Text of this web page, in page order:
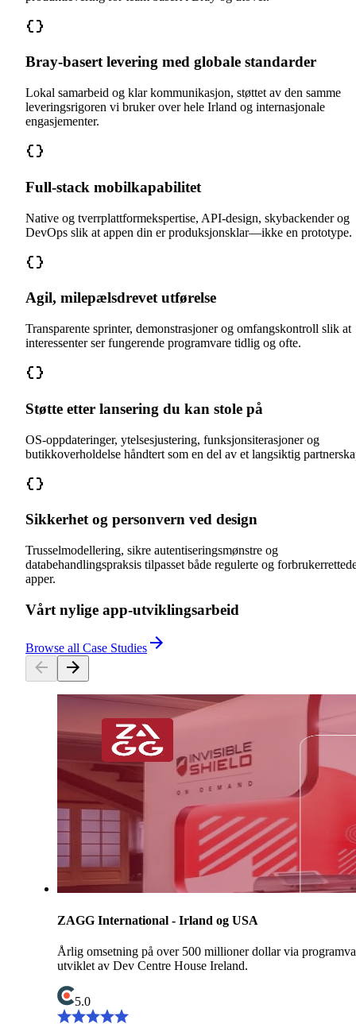
Bray-basert levering med globale standarder
Lokal samarbeid og klar kommunikasjon, støttet av den samme
leveringsrigoren vi bruker over hele Irland og internasjonale
engasjementer.
Full-stack mobilkapabilitet
Native og tverrplattformekspertise, API-design, skybackender og
DevOps slik at appen din er produksjonsklar—ikke en prototype.
Agil, milepælsdrevet utførelse
Transparente sprinter, demonstrasjoner og omfangskontroll slik at
interessenter ser fungerende programvare tidlig og ofte.
Støtte etter lansering du kan stole på
OS-oppdateringer, ytelsesjustering, funksjonsiterasjoner og
butikkoverholdelse håndtert som en del av et langsiktig
Sikkerhet og personvern ved design
Trusselmodellering, sikre autentiseringsmønstre og
databehandlingspraksis tilpasset både regulerte og
apper.
Vårt nylige app-utviklingsarbeid
Browse all Case Studies
ZAGG International - Irland og USA
Årlig omsetning på over 500 millioner dollar via
utviklet av Dev Centre House Ireland.
5.0